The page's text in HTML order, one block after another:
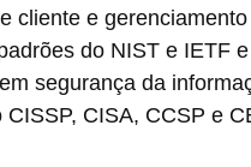
cliente e
do NIST e IETF
segurança da
CISA, CCSP e